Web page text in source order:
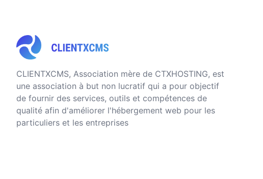
CLIENTXCMS, Association mère de CTXHOSTING, est
une association à but non lucratif qui a pour objectif
de fournir des services, outils et compétences de
qualité afin d'améliorer l'hébergement web pour les
particuliers et les entreprises